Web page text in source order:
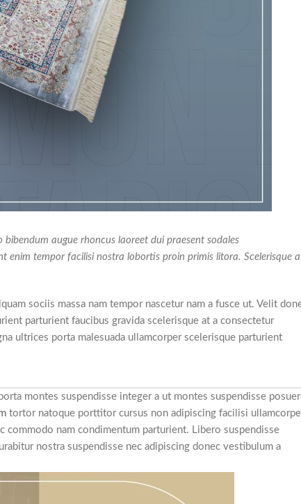
augue rhoncus laoreet dui praesent sodales
tempor facilisi nostra lobortis proin primis litora. Scelerisque a
sociis massa nam tempor nascetur nam a fusce ut. Velit
parturient faucibus gravida scelerisque at a consectetur
ultrices porta malesuada ullamcorper scelerisque parturient
montes suspendisse integer a ut montes suspendisse
tortor natoque porttitor cursus non adipiscing facilisi
nam condimentum parturient. Libero suspendisse
nostra suspendisse nec adipiscing donec vestibulum a